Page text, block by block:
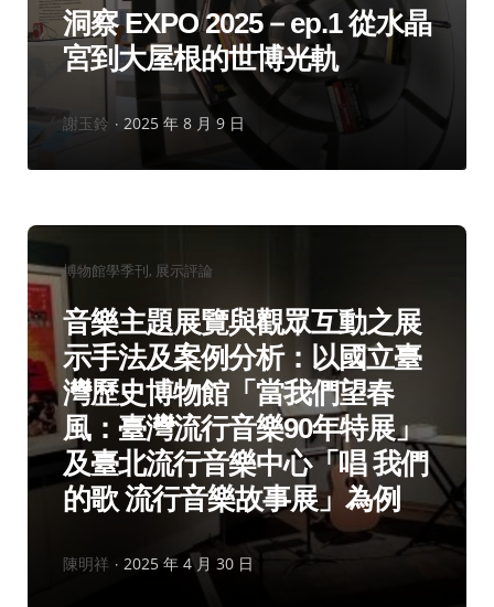
洞察 EXPO 2025－ep.1 從水晶
宮到大屋根的世博光軌
作
謝玉鈴 2025 年 8 月 9 日
分
類：
博物館學季刊 展示評論
音樂主題展覽與觀眾互動之展
示手法及案例分析：以國立臺
灣歷史博物館「當我們望春
風：臺灣流行音樂90年特展」
及臺北流行音樂中心「唱 我們
的歌 流行音樂故事展」為例
作
陳明祥 2025 年 4 月 30 日